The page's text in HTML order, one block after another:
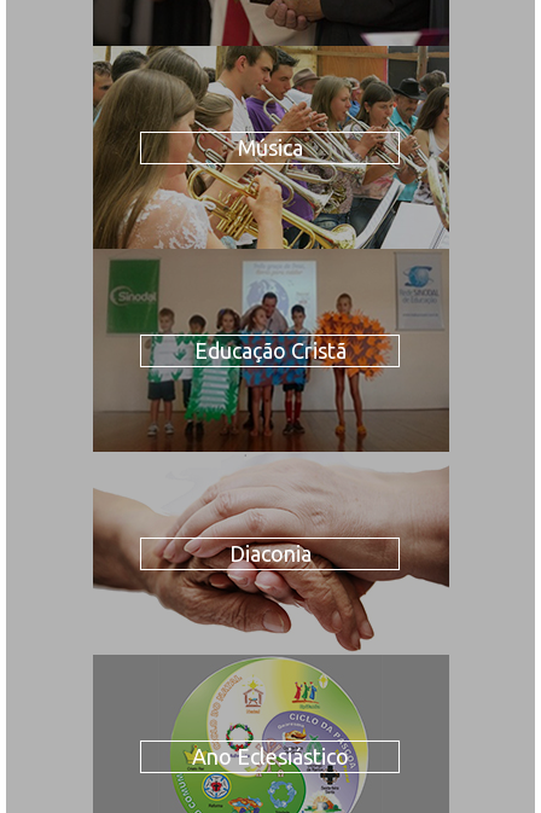
Música
Educação Cristã
Diaconia
Ano Eclesiástico